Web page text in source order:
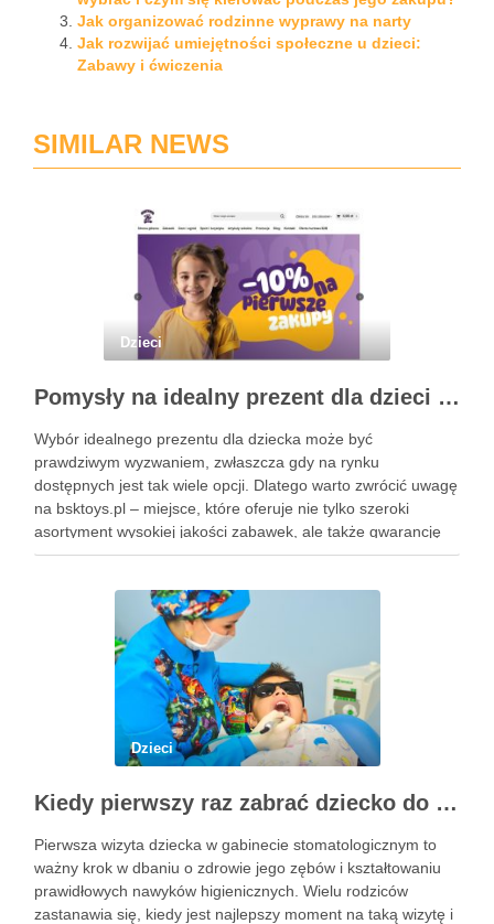
Jak organizować rodzinne wyprawy na narty
Jak rozwijać umiejętności społeczne u dzieci:
Zabawy i ćwiczenia
SIMILAR NEWS
Dzieci
Pomysły na idealny prezent dla dzieci z BSKToys
Wybór idealnego prezentu dla dziecka może być
prawdziwym wyzwaniem, zwłaszcza gdy na rynku
dostępnych jest tak wiele opcji. Dlatego warto zwrócić uwagę
na bsktoys.pl – miejsce, które oferuje nie tylko szeroki
asortyment wysokiej jakości zabawek, ale także gwarancję
bezpieczeństwa i trwałości. Każdy rodzic pragnie, aby jego
Dzieci
Kiedy pierwszy raz zabrać dziecko do dentysty? Wskazówki dla rodziców
Pierwsza wizyta dziecka w gabinecie stomatologicznym to
ważny krok w dbaniu o zdrowie jego zębów i kształtowaniu
prawidłowych nawyków higienicznych. Wielu rodziców
zastanawia się, kiedy jest najlepszy moment na taką wizytę i